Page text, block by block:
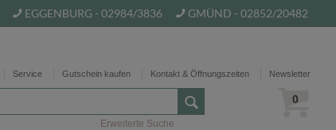
EGGENBURG - 02984/3836 GMÜND - 02852/20482
Service Gutschein kaufen Kontakt & Öffnungszeiten Newsletter
0
Erweiterte Suche